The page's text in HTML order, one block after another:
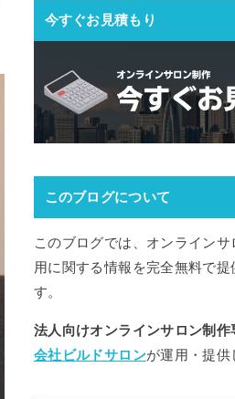
今すぐお見積もり
このブログについて
このブログでは、オンラインサ
用に関する情報を完全無料で提
す。
法人向けオンラインサロン制作
会社ビルドサロンが運用・提供